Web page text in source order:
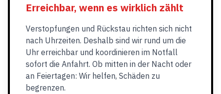
Erreichbar, wenn es wirklich zählt
Verstopfungen und Rückstau richten sich nicht
nach Uhrzeiten. Deshalb sind wir rund um die
Uhr erreichbar und koordinieren im Notfall
sofort die Anfahrt. Ob mitten in der Nacht oder
an Feiertagen: Wir helfen, Schäden zu
begrenzen.